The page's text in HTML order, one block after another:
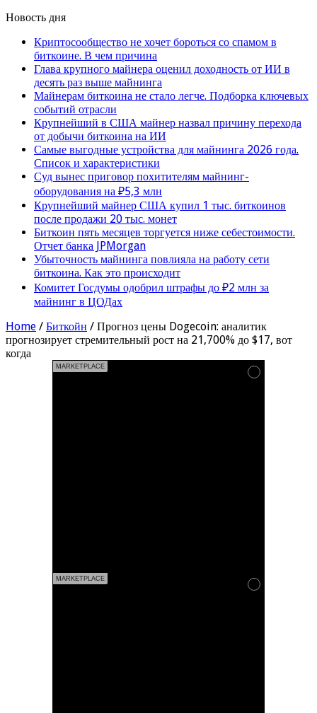
Новость дня
Криптосообщество не хочет бороться со спамом в
биткоине. В чем причина
Глава крупного майнера оценил доходность от ИИ в
десять раз выше майнинга
Майнерам биткоина не стало легче. Подборка ключевых
событий отрасли
Крупнейший в США майнер назвал причину перехода
от добычи биткоина на ИИ
Самые выгодные устройства для майнинга 2026 года.
Список и характеристики
Суд вынес приговор похитителям майнинг-
оборудования на ₽5,3 млн
Крупнейший майнер США купил 1 тыс. биткоинов
после продажи 20 тыс. монет
Биткоин пять месяцев торгуется ниже себестоимости.
Отчет банка JPMorgan
Убыточность майнинга повлияла на работу сети
биткоина. Как это происходит
Комитет Госдумы одобрил штрафы до ₽2 млн за
майнинг в ЦОДах
Home / Биткойн / Прогноз цены Dogecoin: аналитик
прогнозирует стремительный рост на 21,700% до $17, вот
когда
MARKETPLACE
MARKETPLACE